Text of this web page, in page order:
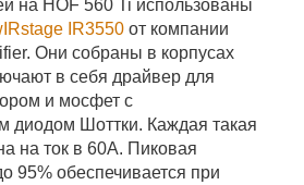
на HOF 560 Ti использованы
IR3550 от компании
Они собраны в корпусах
в себя драйвер для
и мосфет с
диодом Шоттки. Каждая такая
на ток в 60А. Пиковая
95% обеспечивается при